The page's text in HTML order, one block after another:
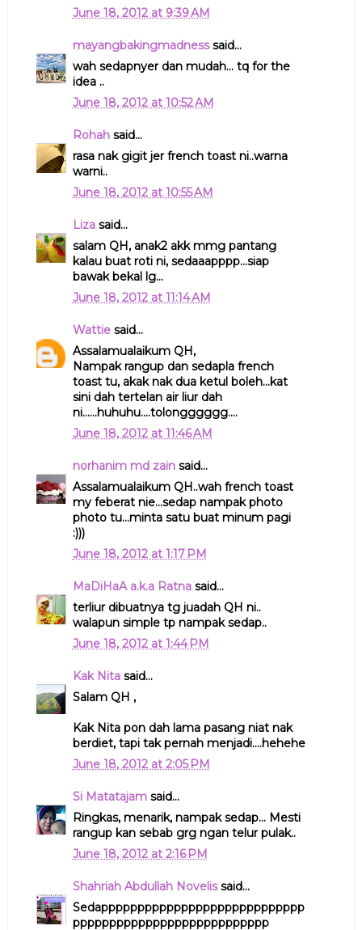
June 18, 2012 at 9:39 AM
mayangbakingmadnesssaid...
wah sedapnyer dan mudah... tq for the
idea ..
June 18, 2012 at 10:52 AM
Rohahsaid...
rasa nak gigit jer french toast ni..warna
warni..
June 18, 2012 at 10:55 AM
Lizasaid...
salam QH, anak2 akk mmg pantang
kalau buat roti ni, sedaaapppp...siap
bawak bekal lg...
June 18, 2012 at 11:14 AM
Wattiesaid...
Assalamualaikum QH,
Nampak rangup dan sedapla french
toast tu, akak nak dua ketul boleh...kat
sini dah tertelan air liur dah
ni......huhuhu....tolongggggg....
June 18, 2012 at 11:46 AM
norhanim md zainsaid...
Assalamualaikum QH..wah french toast
my feberat nie...sedap nampak photo
photo tu...minta satu buat minum pagi
:)))
June 18, 2012 at 1:17 PM
MaDiHaA a.k.a Ratnasaid...
terliur dibuatnya tg juadah QH ni..
walapun simple tp nampak sedap..
June 18, 2012 at 1:44 PM
Kak Nitasaid...
Salam QH ,
Kak Nita pon dah lama pasang niat nak
berdiet, tapi tak pernah menjadi....hehehe
June 18, 2012 at 2:05 PM
Si Matatajamsaid...
Ringkas, menarik, nampak sedap... Mesti
rangup kan sebab grg ngan telur pulak..
June 18, 2012 at 2:16 PM
Shahriah Abdullah Novelissaid...
Sedapppppppppppppppppppppppppppp
ppppppppppppppppppppppppppp